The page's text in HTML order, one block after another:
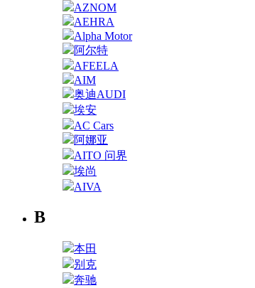
AZNOM
AEHRA
Alpha Motor
阿尔特
AFEELA
AIM
奥迪AUDI
埃安
AC Cars
阿娜亚
AITO 问界
埃尚
AIVA
B
本田
别克
奔驰